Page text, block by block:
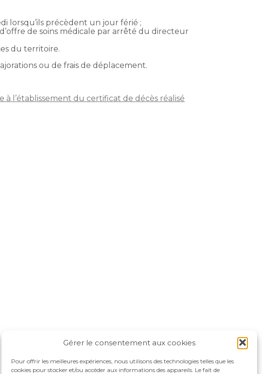
Gérer le consentement aux cookies
Pour offrir les meilleures expériences, nous utilisons des technologies telles que les
cookies pour stocker et/ou accéder aux informations des appareils. Le fait de
lorsqu’ils précèdent un jour férié ;
de soins médicale par arrêté du directeur
du territoire.
ou de frais de déplacement.
l’établissement du certificat de décès réalisé